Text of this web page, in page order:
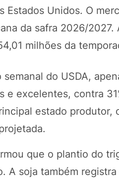
Estados Unidos. O
da safra 2026/2027.
milhões da
do USDA,
e excelentes, contra
estado
que o plantio do
A soja também